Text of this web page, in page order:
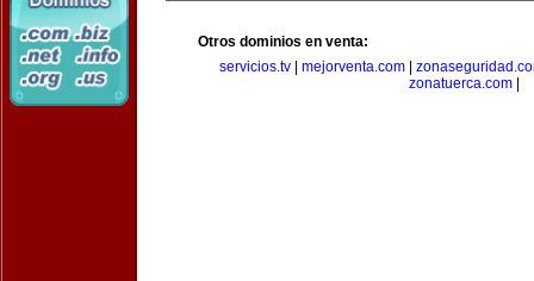
Otros dominios en venta:
servicios.tv| mejorventa.com|
zonatuerca.com|